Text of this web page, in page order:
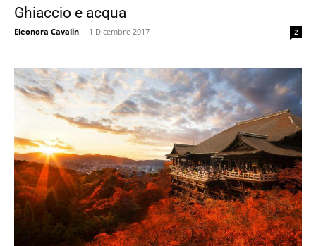
Ghiaccio e acqua
Eleonora Cavalin - 1 Dicembre 2017 2